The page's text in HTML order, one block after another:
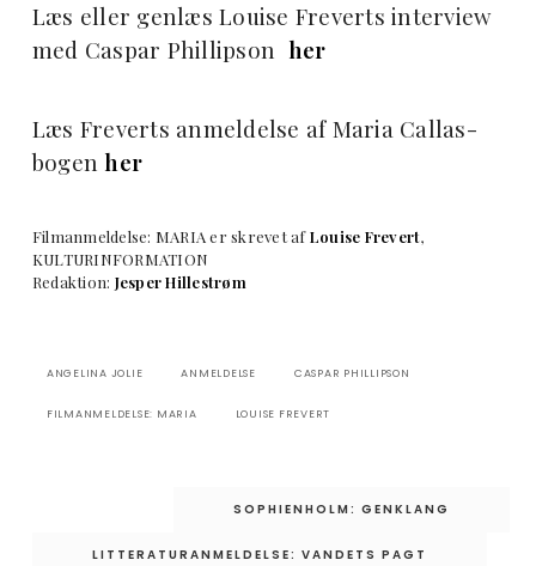
Læs eller genlæs Louise Freverts interview
med Caspar Phillipson her
Læs Freverts anmeldelse af Maria Callas-
bogenher
Filmanmeldelse: MARIA er skrevet afLouise Frevert,
KULTURINFORMATION
Redaktion: Jesper Hillestrøm
ANGELINA JOLIE ANMELDELSE CASPAR PHILLIPSON
FILMANMELDELSE: MARIA LOUISE FREVERT
IndlægsnavigationSOPHIENHOLM: GENKLANG
LITTERATURANMELDELSE: VANDETS PAGT